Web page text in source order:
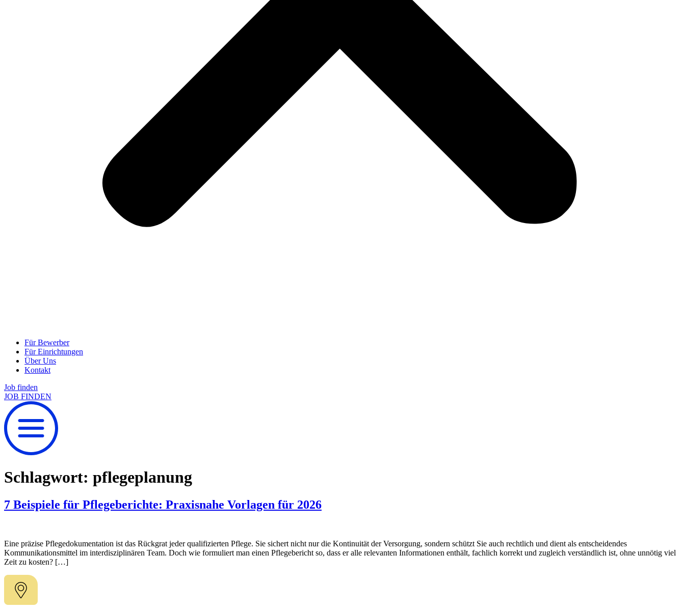
Für Bewerber
Für Einrichtungen
Über Uns
Kontakt
Job finden
JOB FINDEN
Schlagwort: pflegeplanung
7 Beispiele für Pflegeberichte: Praxisnahe Vorlagen für 2026
Eine präzise Pflegedokumentation ist das Rückgrat jeder qualifizierten Pflege. Sie sichert nicht nur die Kontinuität der Versorgung, sondern schützt Sie auch rechtlich und dient als entscheidendes
Kommunikationsmittel im interdisziplinären Team. Doch wie formuliert man einen Pflegebericht so, dass er alle relevanten Informationen enthält, fachlich korrekt und zugleich verständlich ist, ohne unnötig viel
Zeit zu kosten? […]